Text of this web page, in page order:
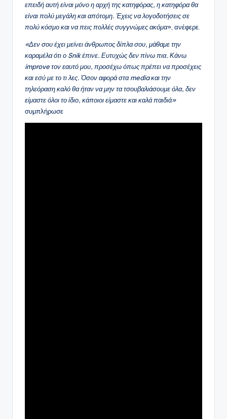
επειδή αυτή είναι μόνο η αρχή της κατηφόρας, η κατηφόρα θα
είναι πολύ μεγάλη και απότομη. Έχεις να λογοδοτήσεις σε
πολύ κόσμο και να πεις πολλές συγγνώμες ακόμα», ανέφερε.
«Δεν σου έχει μείνει άνθρωπος δίπλα σου, μάθαμε την
καραμέλα ότι ο Snik έπινε. Ευτυχώς δεν πίνω πια. Κάνω
improve τον εαυτό μου, προσέχω όπως πρέπει να προσέχεις
και εσύ με το τι λες. Όσον αφορά στα media και την
τηλεόραση καλό θα ήταν να μην τα τσουβαλιάσουμε όλα, δεν
είμαστε όλοι το ίδιο, κάποιοι είμαστε και καλά παιδιά»
συμπλήρωσε